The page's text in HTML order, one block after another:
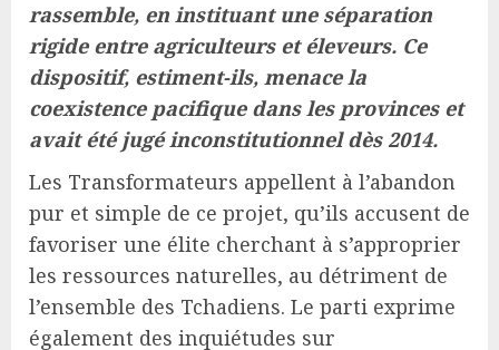
rassemble, en instituant une séparation
rigide entre agriculteurs et éleveurs. Ce
dispositif, estiment-ils, menace la
coexistence pacifique dans les provinces et
avait été jugé inconstitutionnel dès 2014.
Les Transformateurs appellent à l’abandon
pur et simple de ce projet, qu’ils accusent de
favoriser une élite cherchant à s’approprier
les ressources naturelles, au détriment de
l’ensemble des Tchadiens. Le parti exprime
également des inquiétudes sur